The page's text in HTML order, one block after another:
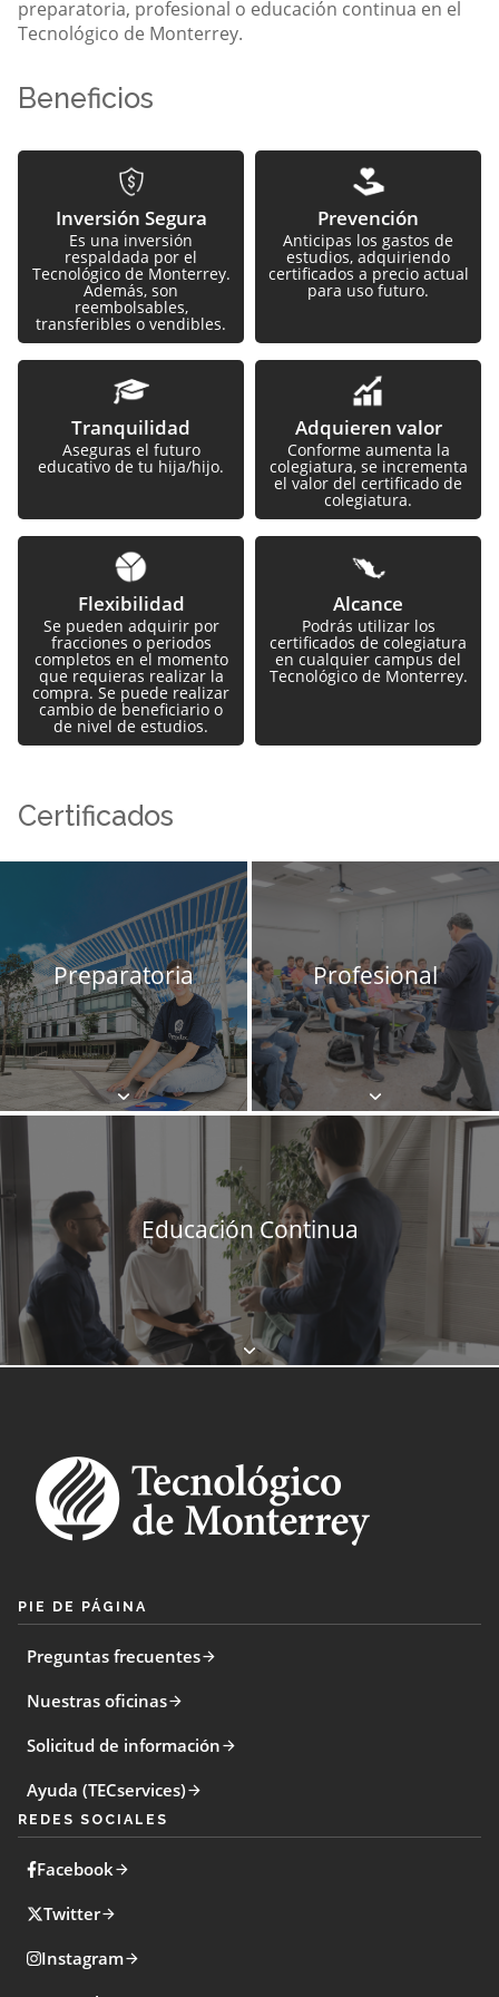
preparatoria, profesional o educación continua en el
Tecnológico de Monterrey.
Beneficios
Imagen
Inversión Segura
Es una inversión
respaldada por el
Tecnológico de Monterrey.
Además, son
reembolsables,
transferibles o vendibles.
Imagen
Prevención
Anticipas los gastos de
estudios, adquiriendo
certificados a precio actual
para uso futuro.
Imagen
Tranquilidad
Aseguras el futuro
educativo de tu hija/hijo.
Imagen
Adquieren valor
Conforme aumenta la
colegiatura, se incrementa
el valor del certificado de
colegiatura.
Imagen
Flexibilidad
Se pueden adquirir por
fracciones o periodos
completos en el momento
que requieras realizar la
compra. Se puede realizar
cambio de beneficiario o
de nivel de estudios.
Imagen
Alcance
Podrás utilizar los
certificados de colegiatura
en cualquier campus del
Tecnológico de Monterrey.
Certificados
Preparatoria Profesional
Educación Continua
PIE DE PÁGINA
Preguntas frecuentes
Nuestras oficinas
Solicitud de información
Ayuda (TECservices)
REDES SOCIALES
Facebook
Twitter
Instagram